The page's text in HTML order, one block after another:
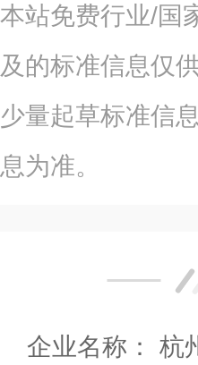
本站免费行业/国
及的标准信息仅
少量起草标准信
息为准。
企业名称： 杭